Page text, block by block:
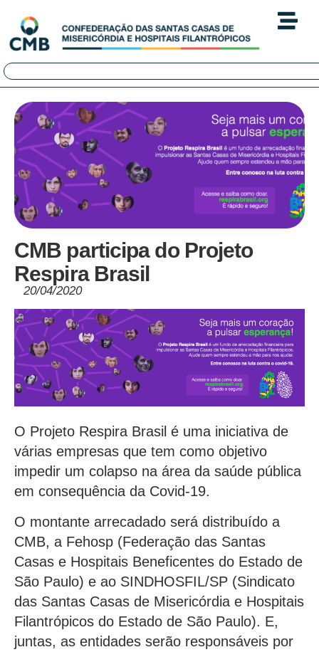
CMB participa do Projeto
Respira Brasil
20/04/2020
O Projeto Respira Brasil é uma iniciativa de
várias empresas que tem como objetivo
impedir um colapso na área da saúde pública
em consequência da Covid-19.
O montante arrecadado será distribuído a
CMB, a Fehosp (Federação das Santas
Casas e Hospitais Beneficentes do Estado de
São Paulo) e ao SINDHOSFIL/SP (Sindicato
das Santas Casas de Misericórdia e Hospitais
Filantrópicos do Estado de São Paulo). E,
juntas, as entidades serão responsáveis por